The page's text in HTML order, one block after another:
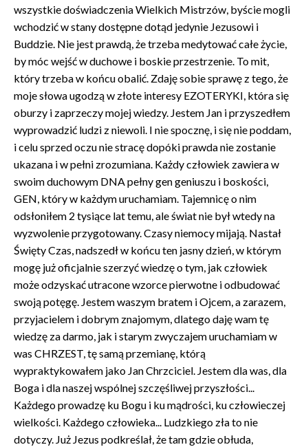
wszystkie doświadczenia Wielkich Mistrzów, byście mogli
wchodzić w stany dostępne dotąd jedynie Jezusowi i
Buddzie. Nie jest prawdą, że trzeba medytować całe życie,
by móc wejść w duchowe i boskie przestrzenie. To mit,
który trzeba w końcu obalić. Zdaję sobie sprawę z tego, że
moje słowa ugodzą w złote interesy EZOTERYKI, która się
oburzy i zaprzeczy mojej wiedzy. Jestem Jan i przyszedłem
wyprowadzić ludzi z niewoli. I nie spocznę, i się nie poddam,
i celu sprzed oczu nie stracę dopóki prawda nie zostanie
ukazana i w pełni zrozumiana. Każdy człowiek zawiera w
swoim duchowym DNA pełny gen geniuszu i boskości,
GEN, który w każdym uruchamiam. Tajemnicę o nim
odsłoniłem 2 tysiące lat temu, ale świat nie był wtedy na
wyzwolenie przygotowany. Czasy niemocy mijają. Nastał
Święty Czas, nadszedł w końcu ten jasny dzień, w którym
mogę już oficjalnie szerzyć wiedzę o tym, jak człowiek
może odzyskać utracone wzorce pierwotne i odbudować
swoją potęgę. Jestem waszym bratem i Ojcem, a zarazem,
przyjacielem i dobrym znajomym, dlatego daję wam tę
wiedzę za darmo, jak i starym zwyczajem uruchamiam w
was CHRZEST, tę samą przemianę, którą
wypraktykowałem jako Jan Chrzciciel. Jestem dla was, dla
Boga i dla naszej wspólnej szczęśliwej przyszłości...
Każdego prowadzę ku Bogu i ku mądrości, ku człowieczej
wielkości. Każdego człowieka... Ludzkiego zła to nie
dotyczy. Już Jezus podkreślał, że tam gdzie obłuda,